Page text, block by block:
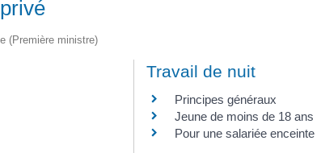
(Première ministre)
Travail de nuit
Principes généraux
Jeune de moins de 18 ans
Pour une salariée enceinte